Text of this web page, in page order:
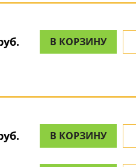
В КОРЗИНУ
В КОРЗИНУ